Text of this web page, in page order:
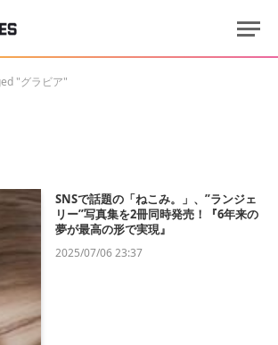
"グラビア"
SNSで話題の「ねこみ。」、”ランジェ
リー”写真集を2冊同時発売！『6年来の
夢が最高の形で実現』
2025/07/06 23:37